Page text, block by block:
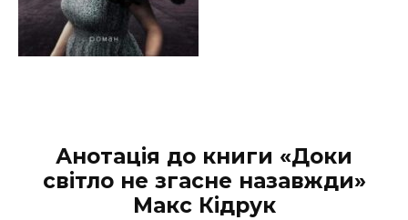
Анотація до книги «Доки
світло не згасне назавжди»
Макс Кідрук